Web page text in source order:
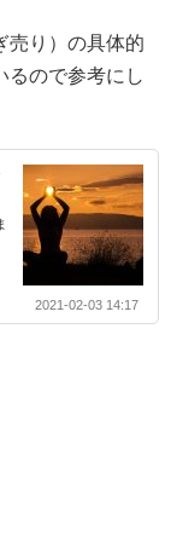
売り）の具体的
るので参考にし
2021-02-03 14:17